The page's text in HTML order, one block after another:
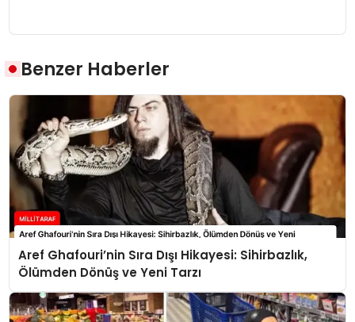
Benzer Haberler
Aref Ghafouri’nin Sıra Dışı Hikayesi: Sihirbazlık,
Ölümden Dönüş ve Yeni Tarzı